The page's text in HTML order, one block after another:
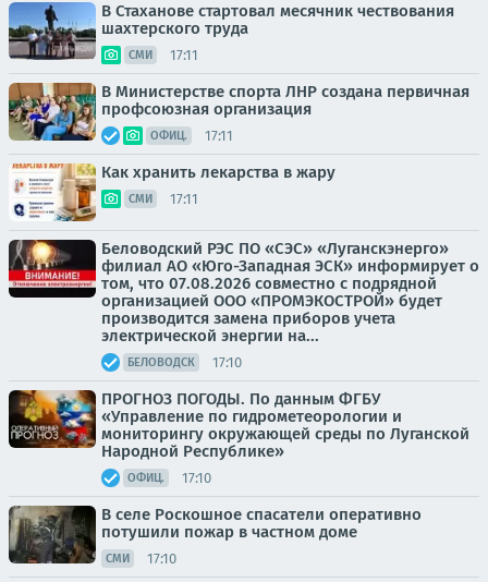
В Стаханове стартовал месячник чествования
шахтерского труда
СМИ 17:11
В Министерстве спорта ЛНР создана первичная
профсоюзная организация
ОФИЦ. 17:11
Как хранить лекарства в жару
СМИ 17:11
Беловодский РЭС ПО «СЭС» «Луганскэнерго»
филиал АО «Юго-Западная ЭСК» информирует о
том, что 07.08.2026 совместно с подрядной
организацией ООО «ПРОМЭКОСТРОЙ» будет
производится замена приборов учета
электрической энергии на...
БЕЛОВОДСК 17:10
ПРОГНОЗ ПОГОДЫ. По данным ФГБУ
«Управление по гидрометеорологии и
мониторингу окружающей среды по Луганской
Народной Республике»
ОФИЦ. 17:10
В селе Роскошное спасатели оперативно
потушили пожар в частном доме
СМИ 17:10